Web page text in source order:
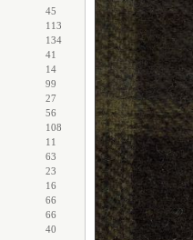
45
113
134
41
14
99
27
56
108
11
63
23
16
66
66
40